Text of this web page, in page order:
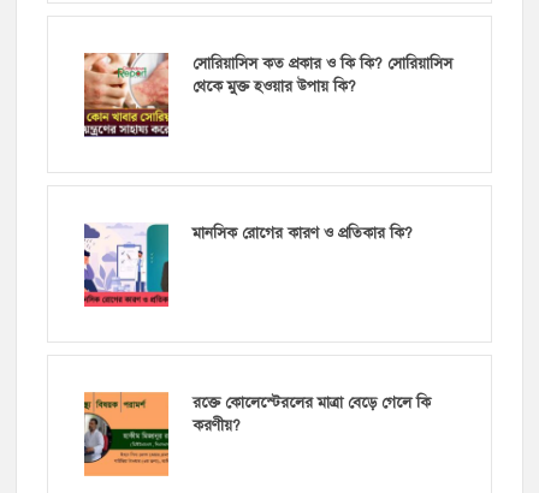
সোরিয়াসিস কত প্রকার ও কি কি? সোরিয়াসিস
থেকে মুক্ত হওয়ার উপায় কি?
মানসিক রোগের কারণ ও প্রতিকার কি?
রক্তে কোলেস্টেরলের মাত্রা বেড়ে গেলে কি
করণীয়?